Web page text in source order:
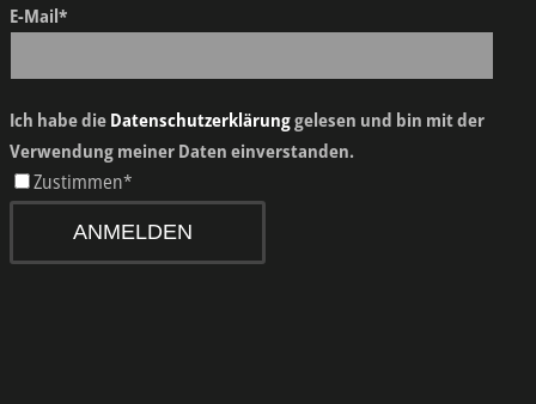
E-Mail*
Ich habe die Datenschutzerklärunggelesen und bin mit der
Verwendung meiner Daten einverstanden.
Zustimmen*
ANMELDEN